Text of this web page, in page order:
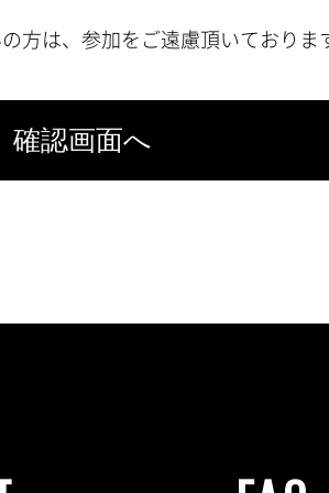
方は、参加をご遠慮頂いておりま